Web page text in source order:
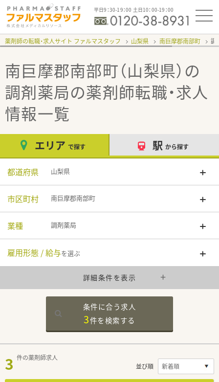
平日9：30-19：00 土日10：00-19：00
薬剤師の転職・求人サイト ファルマスタッフ 山梨県 南巨摩郡南部町 調
南巨摩郡南部町（山梨県）の
調剤薬局の薬剤師転職・求人
情報一覧
エリア で探す 駅 から探す
都道府県 山梨県
市区町村 南巨摩郡南部町
業種 調剤薬局
雇用形態 / 給与を選ぶ
詳細条件を表示
条件に合う求人
3件を検索する
3 件の薬剤師求人
並び順